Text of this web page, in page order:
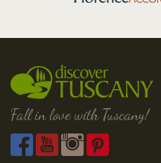
Fall in love with Tuscany!